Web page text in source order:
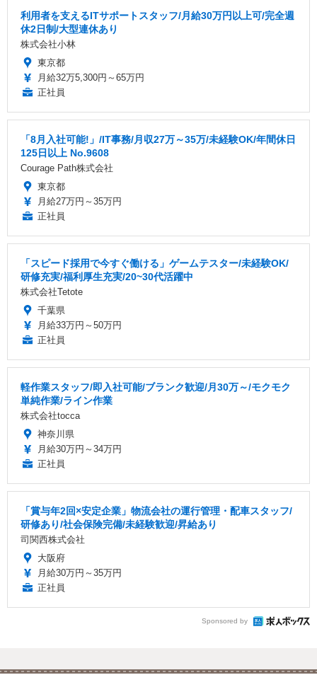
利用者を支えるITサポートスタッフ/月給30万円以上可/完全週
休2日制/大型連休あり
株式会社小林
東京都
月給32万5,300円～65万円
正社員
「8月入社可能!」/IT事務/月収27万～35万/未経験OK/年間休日
125日以上 No.9608
Courage Path株式会社
東京都
月給27万円～35万円
正社員
「スピード採用で今すぐ働ける」ゲームテスター/未経験OK/
研修充実/福利厚生充実/20~30代活躍中
株式会社Tetote
千葉県
月給33万円～50万円
正社員
軽作業スタッフ/即入社可能/ブランク歓迎/月30万～/モクモク
単純作業/ライン作業
株式会社tocca
神奈川県
月給30万円～34万円
正社員
「賞与年2回×安定企業」物流会社の運行管理・配車スタッフ/
研修あり/社会保険完備/未経験歓迎/昇給あり
司関西株式会社
大阪府
月給30万円～35万円
正社員
Sponsored by